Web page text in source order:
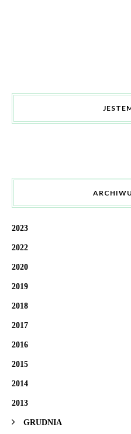
2023
2022
2020
2019
2018
2017
2016
2015
2014
2013
GRUDNIA